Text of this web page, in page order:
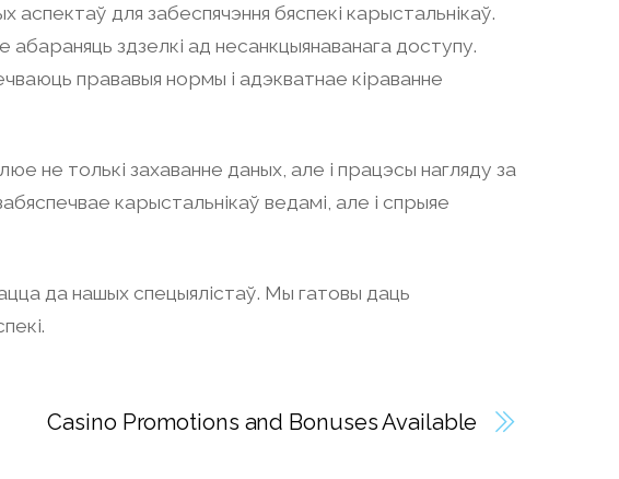
для забеспячэння бяспекі карыстальнікаў.
абараняць здзелкі ад несанкцыянаванага доступу.
прававыя нормы і адэкватнае кіраванне
не толькі захаванне даных, але і працэсы нагляду за
карыстальнікаў ведамі, але і спрыяе
да нашых спецыялістаў. Мы гатовы даць
Casino Promotions and Bonuses Available